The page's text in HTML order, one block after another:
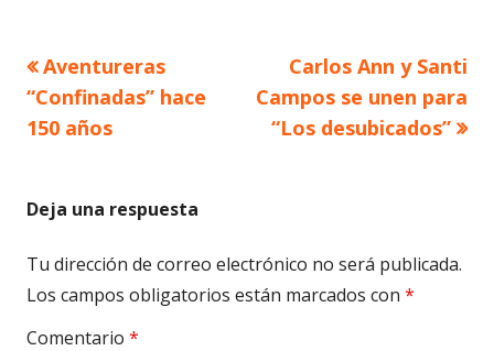
Navegación
de
Artículo
anterior
Aventureras
“Confinadas” hace
150 años
Artículo
siguiente
Carlos Ann y Santi
Campos se unen para
“Los desubicados”
Deja una respuesta
Tu dirección de correo electrónico no será publicada.
Los campos obligatorios están marcados con *
Comentario *